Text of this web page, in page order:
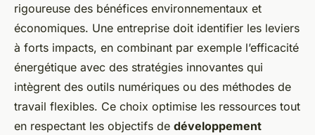
rigoureuse des bénéfices environnementaux et
économiques. Une entreprise doit identifier les leviers
à forts impacts, en combinant par exemple l’efficacité
énergétique avec des stratégies innovantes qui
intègrent des outils numériques ou des méthodes de
travail flexibles. Ce choix optimise les ressources tout
en respectant les objectifs de développement